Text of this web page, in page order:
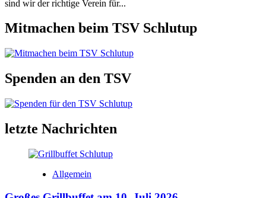
sind wir der richtige Verein für...
Mitmachen beim TSV Schlutup
Spenden an den TSV
letzte Nachrichten
Allgemein